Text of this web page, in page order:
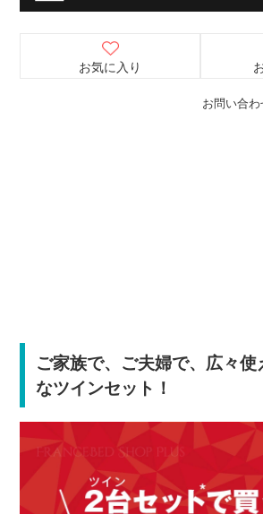
お問い合わ
お気に入り
ご家族で、ご夫婦で、広々
なツインセット！